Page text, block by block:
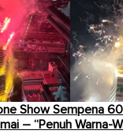
Show Sempena
– “Penuh Warna-